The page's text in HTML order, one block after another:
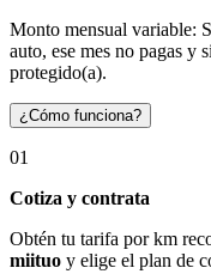
Monto mensual variable:
auto, ese mes no pagas y
protegido(a).
¿Cómo funciona?
01
Cotiza y contrata
Obtén tu tarifa por km
miituo y elige el plan de